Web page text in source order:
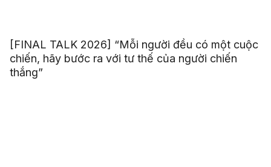
[FINAL TALK 2026] “Mỗi người đều có một cuộc
chiến, hãy bước ra với tư thế của người chiến
thắng”